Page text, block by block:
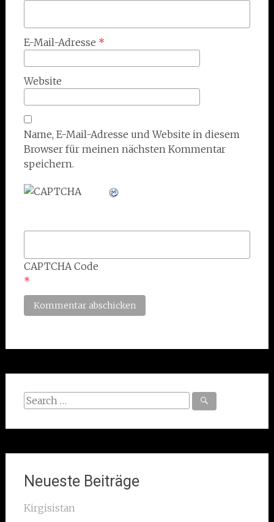
E-Mail-Adresse *
Website
Name, E-Mail-Adresse und Website in diesem
Browser für meinen nächsten Kommentar
speichern.
CAPTCHA Code
*
Search
Neueste Beiträge
Kirgisistan